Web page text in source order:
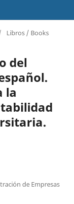
Libros / Books
del
la
de Empresas